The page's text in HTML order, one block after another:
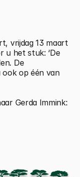
vrijdag 13 maart
u het stuk: ‘De
De
op één van
Gerda Immink: